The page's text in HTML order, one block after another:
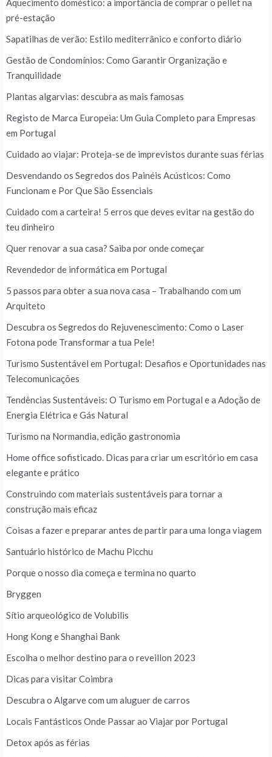
pré-estação
Sapatilhas de verão: Estilo mediterrânico e conforto diário
Gestão de Condomínios: Como Garantir Organização e
Tranquilidade
Plantas algarvias: descubra as mais famosas
Registo de Marca Europeia: Um Guia Completo para Empresas
em Portugal
Cuidado ao viajar: Proteja-se de imprevistos durante suas férias
Desvendando os Segredos dos Painéis Acústicos: Como
Funcionam e Por Que São Essenciais
Cuidado com a carteira! 5 erros que deves evitar na gestão do
teu dinheiro
Quer renovar a sua casa? Saiba por onde começar
Revendedor de informática em Portugal
5 passos para obter a sua nova casa – Trabalhando com um
Arquiteto
Descubra os Segredos do Rejuvenescimento: Como o Laser
Fotona pode Transformar a tua Pele!
Turismo Sustentável em Portugal: Desafios e Oportunidades nas
Telecomunicações
Tendências Sustentáveis: O Turismo em Portugal e a Adoção de
Energia Elétrica e Gás Natural
Turismo na Normandia, edição gastronomia
Home office sofisticado. Dicas para criar um escritório em casa
elegante e prático
Construindo com materiais sustentáveis para tornar a
construção mais eficaz
Coisas a fazer e preparar antes de partir para uma longa viagem
Santuário histórico de Machu Picchu
Porque o nosso dia começa e termina no quarto
Bryggen
Sítio arqueológico de Volubilis
Hong Kong e Shanghai Bank
Escolha o melhor destino para o reveillon 2023
Dicas para visitar Coimbra
Descubra o Algarve com um aluguer de carros
Locais Fantásticos Onde Passar ao Viajar por Portugal
Detox após as férias